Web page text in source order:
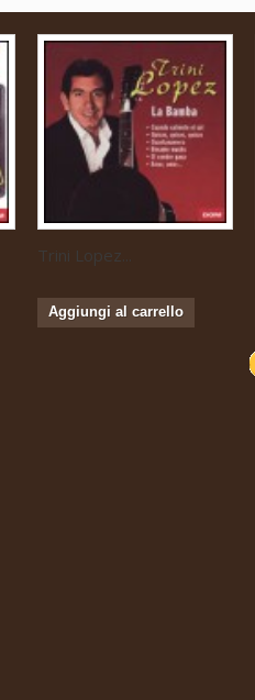
Trini Lopez...
Aggiungi al carrello